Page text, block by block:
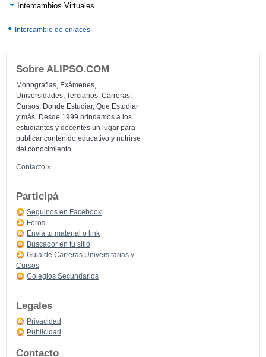
Intercambios Virtuales
Intercambio de enlaces
Sobre ALIPSO.COM
Monografias, Exámenes,
Universidades, Terciarios, Carreras,
Cursos, Donde Estudiar, Que Estudiar
y más: Desde 1999 brindamos a los
estudiantes y docentes un lugar para
publicar contenido educativo y nutrirse
del conocimiento.
Contacto »
Participá
Seguinos en Facebook
Foros
Enviá tu material o link
Buscador en tu sitio
Guia de Carreras Universitarias y
Cursos
Colegios Secundarios
Legales
Privacidad
Publicidad
Contacto